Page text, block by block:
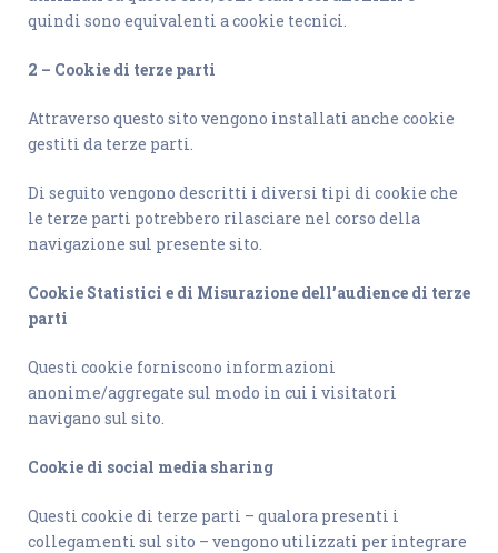
quindi sono equivalenti a cookie tecnici.
2 – Cookie di terze parti
Attraverso questo sito vengono installati anche cookie
gestiti da terze parti.
Di seguito vengono descritti i diversi tipi di cookie che
le terze parti potrebbero rilasciare nel corso della
navigazione sul presente sito.
Cookie Statistici e di Misurazione dell’audience di terze
parti
Questi cookie forniscono informazioni
anonime/aggregate sul modo in cui i visitatori
navigano sul sito.
Cookie di social media sharing
Questi cookie di terze parti – qualora presenti i
collegamenti sul sito – vengono utilizzati per integrare